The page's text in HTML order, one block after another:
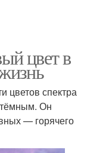
цвет в
цветов спектра
Он
— горячего